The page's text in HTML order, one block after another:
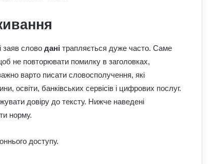
заяв слово дані трапляється дуже часто. Саме
не повторювати помилку в заголовках,
варто писати словосполучення, які
освіти, банківських сервісів і цифрових послуг.
довіру до тексту. Нижче наведені
норму.
доступу.